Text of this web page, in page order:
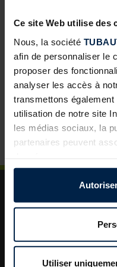
Ce site Web utilise des
Nous, la société
afin de personnaliser le
proposer des
analyser les accès à
transmettons
utilisation de notre site
les médias sociaux, la
partenaires peuvent
ont collectées dans le
Légalement, nous
fonctionnement de ce
cookies, nous avons
Utiliser
Abris de jardin avec
valeur ajoutée pour
Porte de garage
développer vos ventes
La porte de garage :
projets clients
Plus de sécurité dans
astucieux pour plus
A propos de TUBAUTO